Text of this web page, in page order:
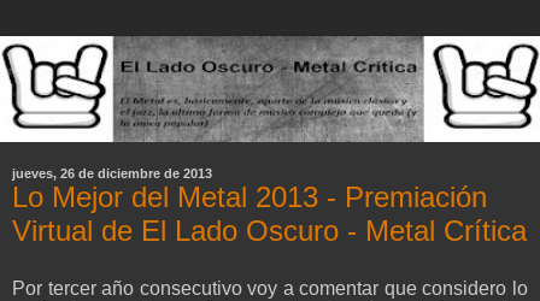
jueves, 26 de diciembre de 2013
Lo Mejor del Metal 2013 - Premiación
Virtual de El Lado Oscuro - Metal Crítica
Por tercer año consecutivo voy a comentar que considero lo